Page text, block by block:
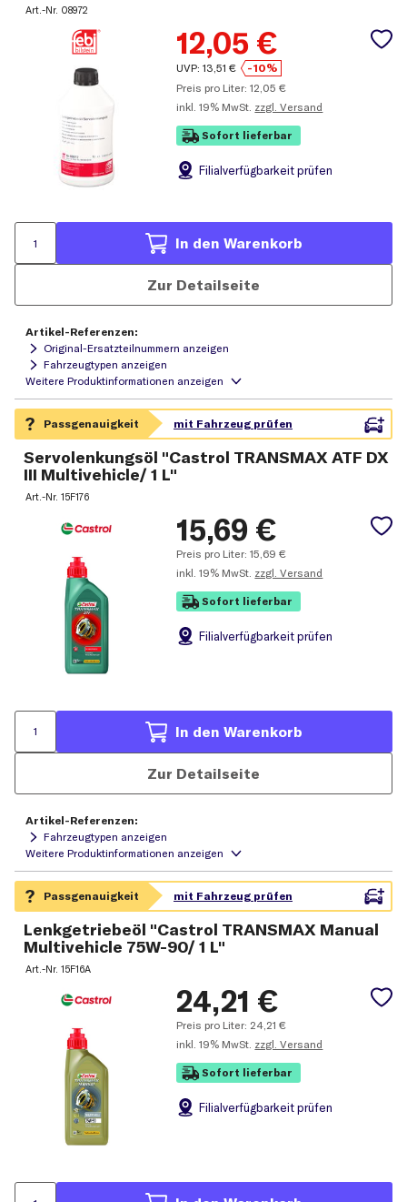
Art.-Nr. 08972
12,05 €
UVP:13,51 €
-10%
Preis pro Liter:12,05 €
inkl. 19% MwSt. zzgl. Versand
Sofort lieferbar
Filialverfügbarkeit prüfen
In den Warenkorb
Zur Detailseite
Artikel-Referenzen:
Original-Ersatzteilnummern anzeigen
Fahrzeugtypen anzeigen
Servolenkungsöl "Castrol TRANSMAX ATF DX
III Multivehicle/ 1 L"
Art.-Nr.15F176
15,69 €
Preis pro Liter:15,69 €
inkl. 19% MwSt. zzgl. Versand
Sofort lieferbar
Filialverfügbarkeit prüfen
In den Warenkorb
Zur Detailseite
Artikel-Referenzen:
Fahrzeugtypen anzeigen
Lenkgetriebeöl "Castrol TRANSMAX Manual
Multivehicle 75W-90/ 1 L"
Art.-Nr.15F16A
24,21 €
Preis pro Liter: 24,21 €
inkl. 19% MwSt. zzgl. Versand
Sofort lieferbar
Filialverfügbarkeit prüfen